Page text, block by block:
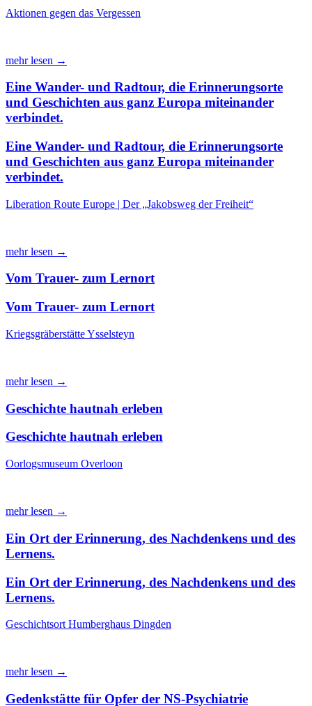
Aktionen gegen das Vergessen
mehr lesen →
Eine Wander- und Radtour, die Erinnerungsorte
und Geschichten aus ganz Europa miteinander
verbindet.
Eine Wander- und Radtour, die Erinnerungsorte
und Geschichten aus ganz Europa miteinander
verbindet.
Liberation Route Europe | Der „Jakobsweg der Freiheit“
mehr lesen →
Vom Trauer- zum Lernort
Vom Trauer- zum Lernort
Kriegsgräberstätte Ysselsteyn
mehr lesen →
Geschichte hautnah erleben
Geschichte hautnah erleben
Oorlogsmuseum Overloon
mehr lesen →
Ein Ort der Erinnerung, des Nachdenkens und des
Lernens.
Ein Ort der Erinnerung, des Nachdenkens und des
Lernens.
Geschichtsort Humberghaus Dingden
mehr lesen →
Gedenkstätte für Opfer der NS-Psychiatrie